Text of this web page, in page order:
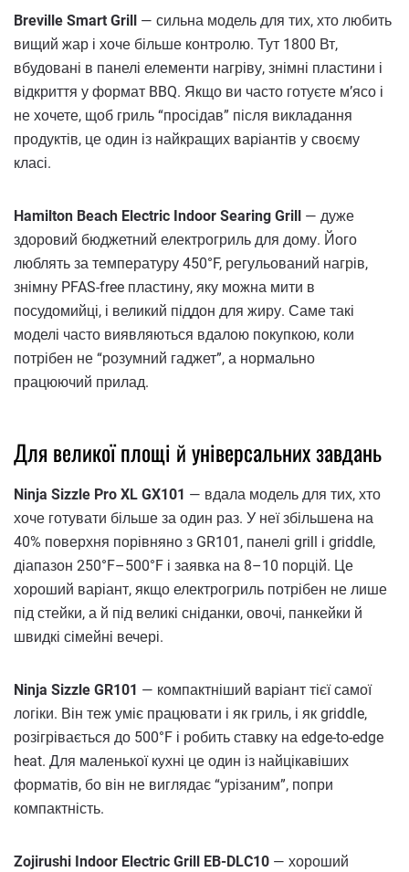
Breville Smart Grill — сильна модель для тих, хто любить
вищий жар і хоче більше контролю. Тут 1800 Вт,
вбудовані в панелі елементи нагріву, знімні пластини і
відкриття у формат BBQ. Якщо ви часто готуєте м’ясо і
не хочете, щоб гриль “просідав” після викладання
продуктів, це один із найкращих варіантів у своєму
класі.
Hamilton Beach Electric Indoor Searing Grill — дуже
здоровий бюджетний електрогриль для дому. Його
люблять за температуру 450°F, регульований нагрів,
знімну PFAS-free пластину, яку можна мити в
посудомийці, і великий піддон для жиру. Саме такі
моделі часто виявляються вдалою покупкою, коли
потрібен не “розумний гаджет”, а нормально
працюючий прилад.
Для великої площі й універсальних завдань
Ninja Sizzle Pro XL GX101 — вдала модель для тих, хто
хоче готувати більше за один раз. У неї збільшена на
40% поверхня порівняно з GR101, панелі grill і griddle,
діапазон 250°F–500°F і заявка на 8–10 порцій. Це
хороший варіант, якщо електрогриль потрібен не лише
під стейки, а й під великі сніданки, овочі, панкейки й
швидкі сімейні вечері.
Ninja Sizzle GR101 — компактніший варіант тієї самої
логіки. Він теж уміє працювати і як гриль, і як griddle,
розігрівається до 500°F і робить ставку на edge-to-edge
heat. Для маленької кухні це один із найцікавіших
форматів, бо він не виглядає “урізаним”, попри
компактність.
Zojirushi Indoor Electric Grill EB-DLC10 — хороший